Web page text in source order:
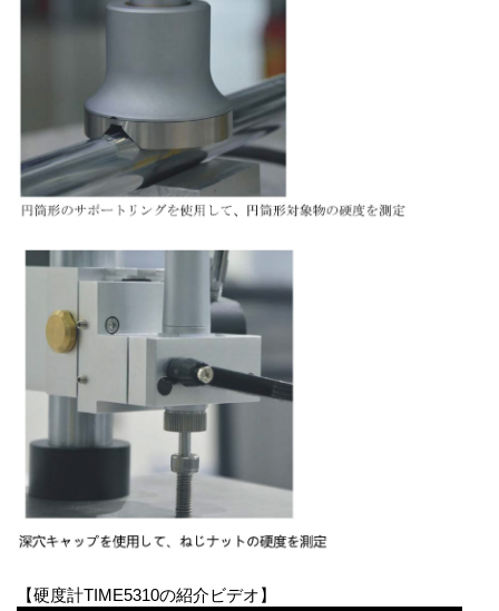
【硬度計TIME5310の紹介ビデオ】